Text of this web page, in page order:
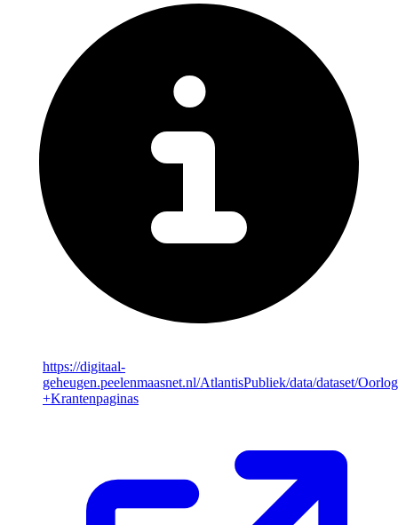
https://digitaal-
geheugen.peelenmaasnet.nl/AtlantisPubliek/data/dataset/
+Krantenpaginas